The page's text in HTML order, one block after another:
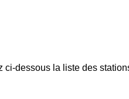
dessous la liste des